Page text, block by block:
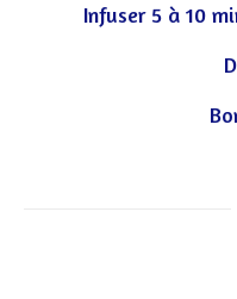
Infuser 5 à 10